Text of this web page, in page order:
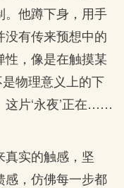
。他蹲下身，用手
有传来预想中的
，像是在触摸某
是物理意义上的下
这片‘永夜’正在……
真实的触感，坚
感，仿佛每一步都